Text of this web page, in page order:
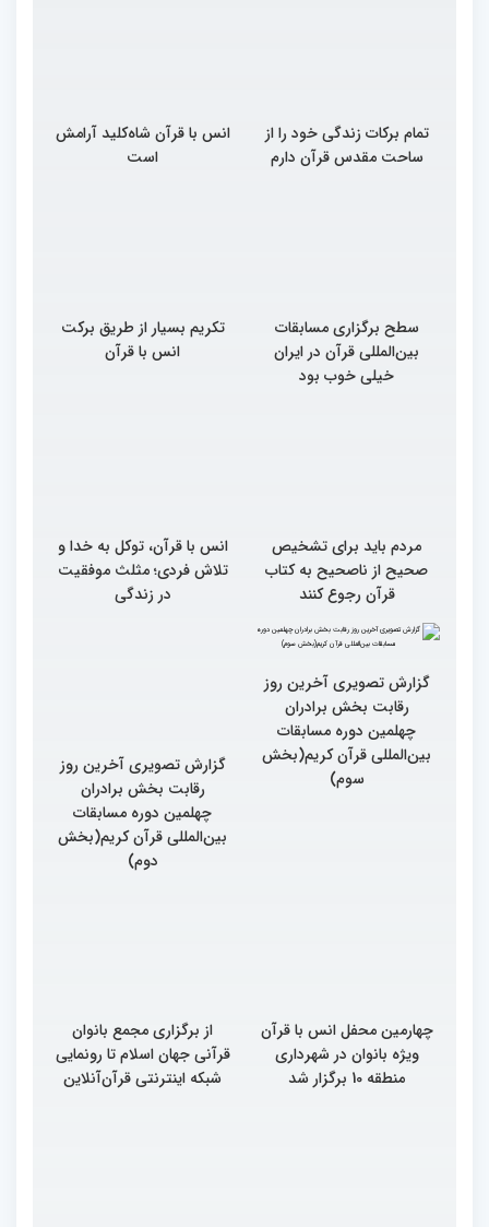
تمام برکات زندگی خود را از
ساحت مقدس قرآن دارم
انس با قرآن شاه‌کلید آرامش
است
سطح برگزاری مسابقات
بین‌المللی قرآن در ایران
خیلی خوب بود
تکریم بسیار از طریق برکت
انس با قرآن
مردم باید برای تشخیص
صحیح از ناصحیح به کتاب
قرآن رجوع کنند
انس با قرآن، توکل به خدا و
تلاش فردی؛ مثلث موفقیت
در زندگی
گزارش تصویری آخرین روز
رقابت بخش برادران
گزارش تصویری آخرین روز
رقابت بخش برادران
چهلمین دوره مسابقات
بین‌المللی قرآن کریم(بخش
دوم)
چهارمین محفل انس با قرآن
ویژه بانوان در شهرداری
منطقه 10 برگزار شد
از برگزاری مجمع بانوان
قرآنی جهان اسلام تا رونمایی
شبکه اینترنتی قرآن‌آنلاین